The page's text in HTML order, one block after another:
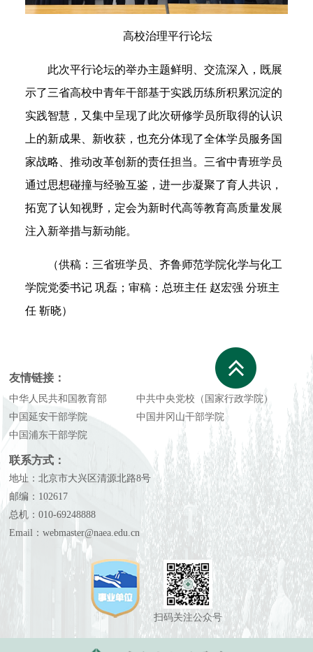
高校治理平行论坛
此次平行论坛的举办主题鲜明、交流深入，既展
示了三省高校中青年干部基于实践历练所积累沉淀的
实践智慧，又集中呈现了此次研修学员所取得的认识
上的新成果、新收获，也充分体现了全体学员服务国
家战略、推动改革创新的责任担当。三省中青班学员
通过思想碰撞与经验互鉴，进一步凝聚了育人共识，
拓宽了认知视野，定会为新时代高等教育高质量发展
注入新举措与新动能。
（供稿：三省班学员、齐鲁师范学院化学与化工
学院党委书记 巩磊；审稿：总班主任 赵宏强 分班主
任 靳晓）
友情链接：
中华人民共和国教育部
中共中央党校（国家行政学院）
中国延安干部学院
中国井冈山干部学院
中国浦东干部学院
联系方式：
地址：北京市大兴区清源北路8号
邮编：102617
总机：010-69248888
Email：webmaster@naea.edu.cn
扫码关注公众号